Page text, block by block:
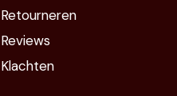
Retourneren
Reviews
Klachten